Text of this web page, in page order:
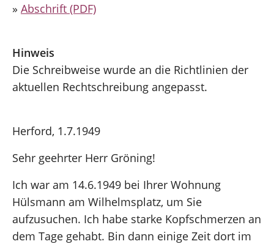
» Abschrift (PDF)
Hinweis
Die Schreibweise wurde an die Richtlinien der
aktuellen Rechtschreibung angepasst.
Herford, 1.7.1949
Sehr geehrter Herr Gröning!
Ich war am 14.6.1949 bei Ihrer Wohnung
Hülsmann am Wilhelmsplatz, um Sie
aufzusuchen. Ich habe starke Kopfschmerzen an
dem Tage gehabt. Bin dann einige Zeit dort im